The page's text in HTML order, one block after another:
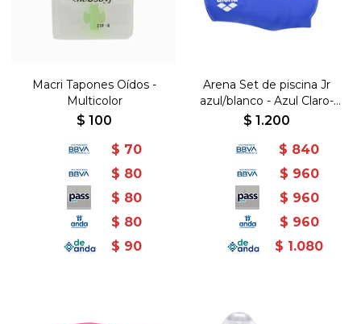
Macri Tapones Oídos -
Multicolor
$ 100
$ 70
$ 80
$ 80
$ 80
$ 90
Arena Set de piscina Jr
azul/blanco - Azul Claro-
Blanco
$ 1.200
$ 840
$ 960
$ 960
$ 960
$ 1.080